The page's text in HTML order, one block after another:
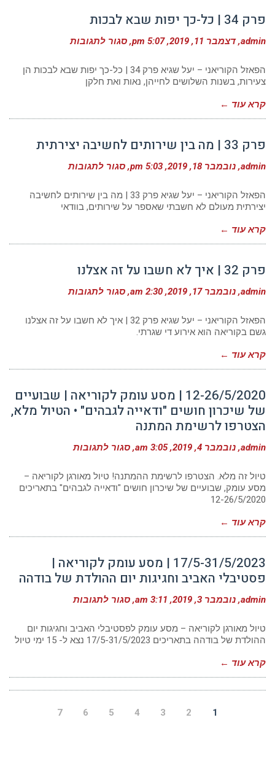
פרק 34 | כל-כך יפות שבא לבכות
admin דצמבר 11, 2019 5:07 pm סגור לתגובותעל
|
הפאזל הקוריאני – יעל שגיא פרק 34 | כל-כך יפות שבא לבכות הן
צעירות, בשנות השלושים לחייהן, נאות ואת חלקן
קרא עוד ←
פרק 33 | מה בין שירותים לחשיבה יצירתית
admin נובמבר 18, 2019 5:03 pm סגור לתגובותעל
|
מה
בין
הפאזל הקוריאני – יעל שגיא פרק 33 | מה בין שירותים לחשיבה
יצירתית מעולם לא חשבתי שאספר על שירותים, בוודאי
קרא עוד ←
פרק 32 | איך לא חשבו על זה אצלנו
admin נובמבר 17, 2019 2:30 am סגור לתגובותעל
|
הפאזל הקוריאני – יעל שגיא פרק 32 | איך לא חשבו על זה אצלנו
גשם בקוריאה הוא אירוע די שגרתי.
קרא עוד ←
12-26/5/2020 | מסע עומק לקוריאה | שבועיים
של שיכרון חושים "ודאייה לגבהים" • הטיול מלא,
הצטרפו לרשימת המתנה
admin נובמבר 4, 2019 3:05 am סגור לתגובותעל
|
מסע
עומק
שיכרון
"ודאייה
לגבהים"
•
הטיול
הצטרפו
טיול זה מלא. הצטרפו לרשימת ההמתנה! טיול מאורגן לקוריאה –
מסע עומק, שבועיים של שיכרון חושים "ודאייה לגבהים" בתאריכים
12-26/5/2020
קרא עוד ←
17/5-31/5/2023 | מסע עומק לקוריאה |
פסטיבלי האביב וחגיגות יום ההולדת של בודהה
admin נובמבר 3, 2019 3:11 am סגור לתגובותעל
|
מסע
עומק
וחגיגות
ההולדת
טיול מאורגן לקוריאה – מסע עומק לפסטיבלי האביב וחגיגות יום
ההולדת של בודהה בתאריכים 17/5-31/5/2023 נצא ל- 15 ימי טיול
קרא עוד ←
1
2
3
4
5
6
7